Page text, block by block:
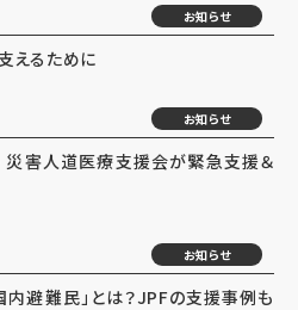
お知らせ
えるために
お知らせ
害人道医療支援会が緊急支援＆
お知らせ
内避難民」とは？JPFの支援事例も